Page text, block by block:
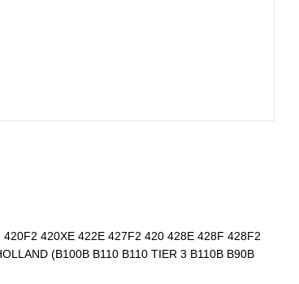
420XE 422E 427F2 420 428E 428F 428F2
(B100B B110 B110 TIER 3 B110B B90B